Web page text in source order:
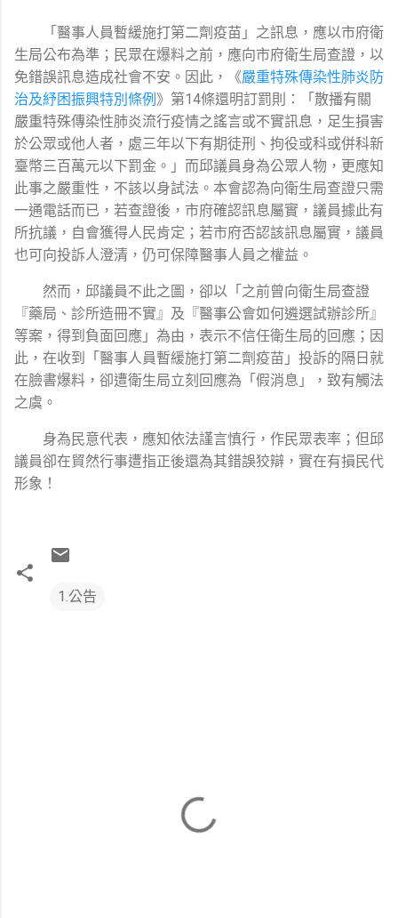
「醫事人員暫緩施打第二劑疫苗」之訊息，應以市府衛
生局公布為準；民眾在爆料之前，應向市府衛生局查證，以
免錯誤訊息造成社會不安。因此，《嚴重特殊傳染性肺炎防
治及紓困振興特別條例 》第14條還明訂罰則：「散播有關
嚴重特殊傳染性肺炎流行疫情之謠言或不實訊息，足生損害
於公眾或他人者，處三年以下有期徒刑、拘役或科或併科新
臺幣三百萬元以下罰金。」而邱議員身為公眾人物，更應知
此事之嚴重性，不該以身試法。本會認為向衛生局查證只需
一通電話而已，若查證後，市府確認訊息屬實，議員據此有
所抗議，自會獲得人民肯定；若市府否認該訊息屬實，議員
也可向投訴人澄清，仍可保障醫事人員之權益。
然而，邱議員不此之圖，卻以「之前曾向衛生局查證
『藥局、診所造冊不實』及『醫事公會如何遴選試辦診所』
等案，得到負面回應」為由，表示不信任衛生局的回應；因
此，在收到「醫事人員暫緩施打第二劑疫苗」投訴的隔日就
在臉書爆料，卻遭衛生局立刻回應為「假消息」，致有觸法
之虞。
身為民意代表，應知依法謹言慎行，作民眾表率；但邱
議員卻在貿然行事遭指正後還為其錯誤狡辯，實在有損民代
形象！
1.公告